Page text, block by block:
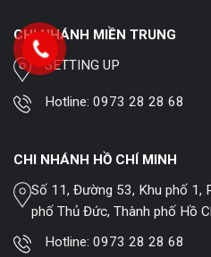
CHI NHÁNH MIỀN TRUNG
SETTING UP
Hotline:0973 28 28 68
CHI NHÁNH HỒ CHÍ MINH
Số 11, Đường 53, Khu phố 1,
phố Thủ Đức, Thành phố Hồ
Hotline:0973 28 28 68